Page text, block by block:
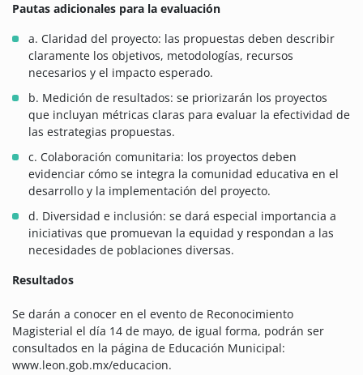
Pautas adicionales para la evaluación
a. Claridad del proyecto: las propuestas deben describir
claramente los objetivos, metodologías, recursos
necesarios y el impacto esperado.
b. Medición de resultados: se priorizarán los proyectos
que incluyan métricas claras para evaluar la efectividad de
las estrategias propuestas.
c. Colaboración comunitaria: los proyectos deben
evidenciar cómo se integra la comunidad educativa en el
desarrollo y la implementación del proyecto.
d. Diversidad e inclusión: se dará especial importancia a
iniciativas que promuevan la equidad y respondan a las
necesidades de poblaciones diversas.
Resultados
Se darán a conocer en el evento de Reconocimiento
Magisterial el día 14 de mayo, de igual forma, podrán ser
consultados en la página de Educación Municipal:
www.leon.gob.mx/educacion.